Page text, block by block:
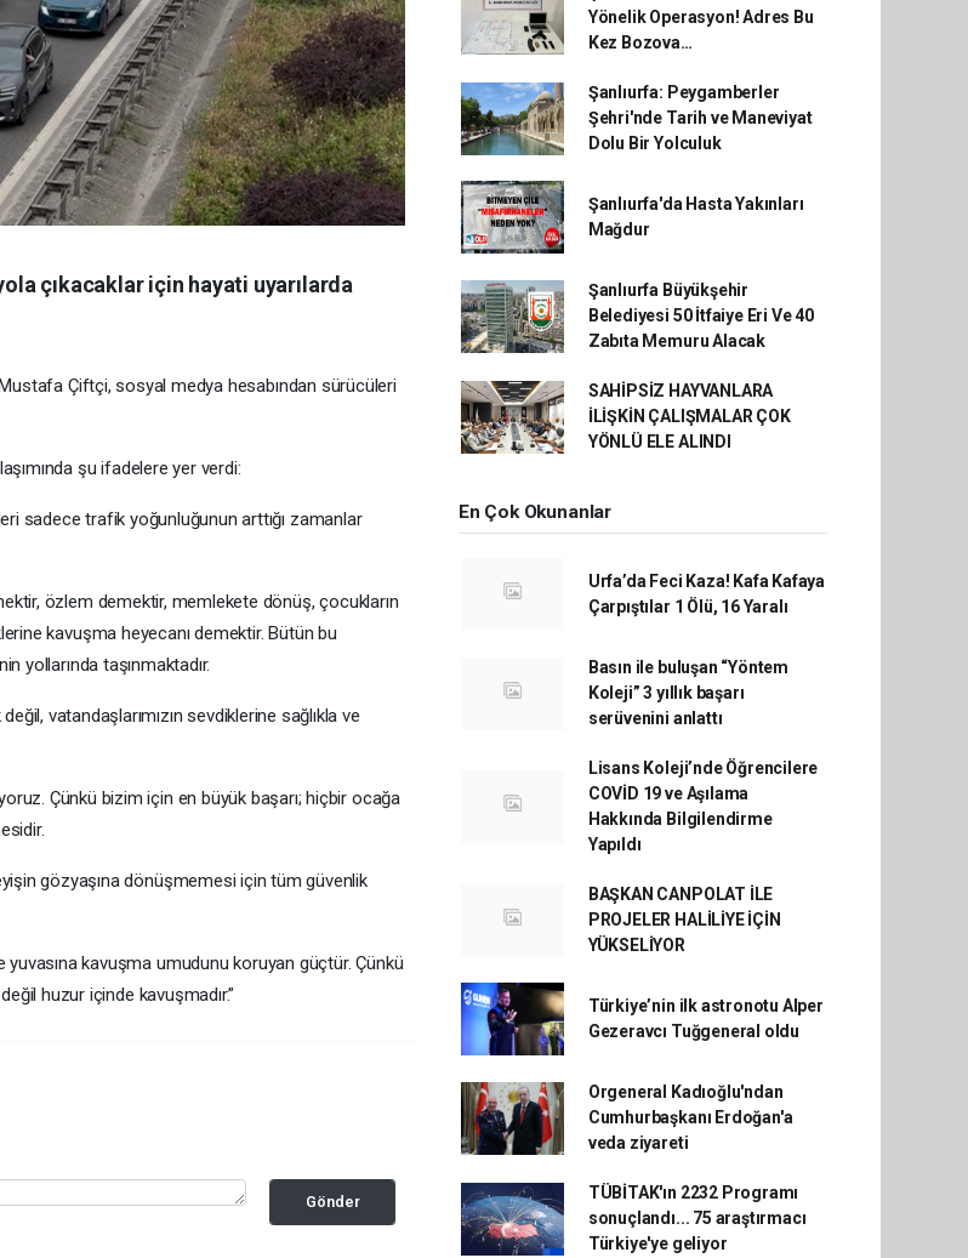
çıkacaklar için hayati uyarılarda
Çiftçi, sosyal medya hesabından sürücüleri
şu ifadelere yer verdi:
sadece trafik yoğunluğunun arttığı zamanlar
özlem demektir, memlekete dönüş, çocukların
kavuşma heyecanı demektir. Bütün bu
yollarında taşınmaktadır.
vatandaşlarımızın sevdiklerine sağlıkla ve
Çünkü bizim için en büyük başarı; hiçbir ocağa
gözyaşına dönüşmemesi için tüm güvenlik
yuvasına kavuşma umudunu koruyan güçtür. Çünkü
huzur içinde kavuşmadır.”
Gönder
Yönelik Operasyon! Adres Bu
Kez Bozova…
Şanlıurfa: Peygamberler
Şehri'nde Tarih ve Maneviyat
Dolu Bir Yolculuk
Şanlıurfa'da Hasta Yakınları
Mağdur
Şanlıurfa Büyükşehir
Belediyesi 50 İtfaiye Eri Ve 40
Zabıta Memuru Alacak
SAHİPSİZ HAYVANLARA
İLİŞKİN ÇALIŞMALAR ÇOK
YÖNLÜ ELE ALINDI
En Çok Okunanlar
Urfa’da Feci Kaza! Kafa Kafaya
Çarpıştılar 1 Ölü, 16 Yaralı
Basın ile buluşan “Yöntem
Koleji” 3 yıllık başarı
serüvenini anlattı
Lisans Koleji’nde Öğrencilere
COVİD 19 ve Aşılama
Hakkında Bilgilendirme
Yapıldı
BAŞKAN CANPOLAT İLE
PROJELER HALİLİYE İÇİN
YÜKSELİYOR
Türkiye’nin ilk astronotu Alper
Gezeravcı Tuğgeneral oldu
Orgeneral Kadıoğlu'ndan
Cumhurbaşkanı Erdoğan'a
veda ziyareti
TÜBİTAK'ın 2232 Programı
sonuçlandı... 75 araştırmacı
Türkiye'ye geliyor